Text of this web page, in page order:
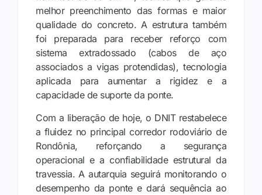
melhor preenchimento das formas e maior
qualidade do concreto. A estrutura também
foi preparada para receber reforço com
sistema extradossado (cabos de aço
associados a vigas protendidas), tecnologia
aplicada para aumentar a rigidez e a
capacidade de suporte da ponte.
Com a liberação de hoje, o DNIT restabelece
a fluidez no principal corredor rodoviário de
Rondônia, reforçando a segurança
operacional e a confiabilidade estrutural da
travessia. A autarquia seguirá monitorando o
desempenho da ponte e dará sequência ao